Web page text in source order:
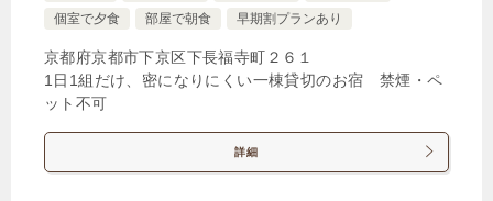
個室で夕食
部屋で朝食 早期割プランあり
京都府京都市下京区下長福寺町２６１
1日1組だけ、密になりにくい一棟貸切のお宿 禁煙・ペ
ット不可
詳細